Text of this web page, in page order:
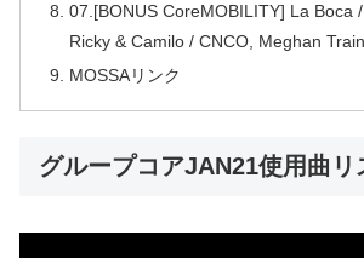
07.[BONUS CoreMOBILITY] La Boca
Ricky & Camilo / CNCO, Meghan
MOSSAリンク
グループコアJAN21使用曲リ